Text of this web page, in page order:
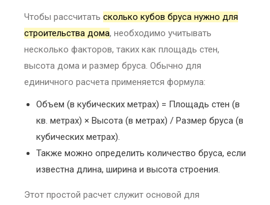
Чтобы рассчитать сколько кубов бруса нужно для
строительства дома, необходимо учитывать
несколько факторов, таких как площадь стен,
высота дома и размер бруса. Обычно для
единичного расчета применяется формула:
Объем (в кубических метрах) = Площадь стен (в
кв. метрах) × Высота (в метрах) / Размер бруса (в
кубических метрах).
Также можно определить количество бруса, если
известна длина, ширина и высота строения.
Этот простой расчет служит основой для